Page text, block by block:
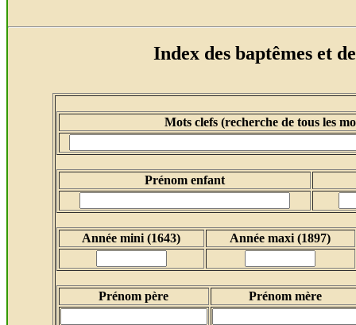
Index des baptêmes et
Mots clefs (recherche de tous les
Prénom enfant
Année mini (1643) Année maxi (1897)
Prénom père Prénom mère